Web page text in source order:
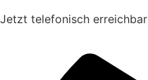
Jetzt telefonisch erreichbar